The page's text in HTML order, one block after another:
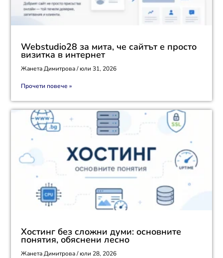
Webstudio28 за мита, че сайтът е просто
визитка в интернет
Жанета Димитроваюли 31, 2026
Прочети повече »
Хостинг без сложни думи: основните
понятия, обяснени лесно
Жанета Димитроваюли 28, 2026